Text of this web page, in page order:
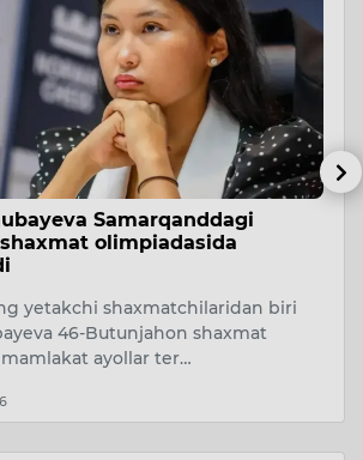
Samarqanddagi
olimpiadasida
yetakchi shaxmatchilaridan biri
46-Butunjahon shaxmat
ayollar ter…